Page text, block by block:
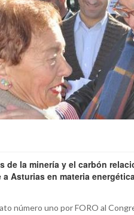
de la minería y el carbón
Asturias en materia
número uno por FORO al